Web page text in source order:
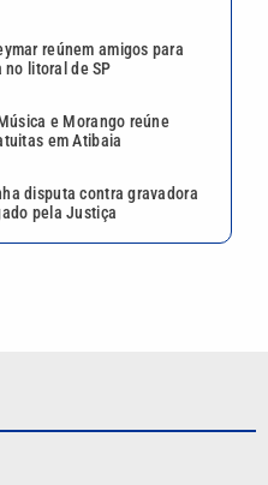
reúnem amigos para
litoral de SP
e Morango reúne
em Atibaia
disputa contra gravadora
pela Justiça